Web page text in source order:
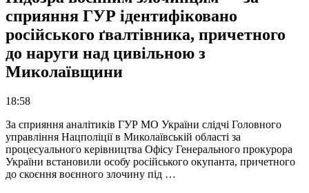
сприяння ГУР ідентифіковано
російського ґвалтівника, причетного
до наруги над цивільною з
Миколаївщини
18:58
За сприяння аналітиків ГУР МО України слідчі Головного
управління Нацполіції в Миколаївській області за
процесуального керівництва Офісу Генерального прокурора
України встановили особу російського окупанта, причетного
до скоєння воєнного злочину під …